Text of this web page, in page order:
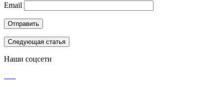
Email
Следующая статья
Наши соцсети